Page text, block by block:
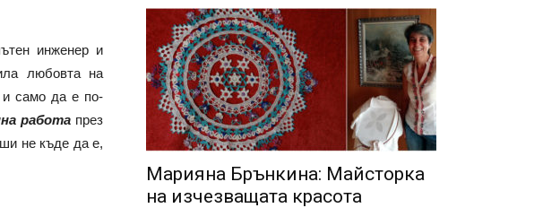
инженер и
любовта на
само да е по-
работа през
не къде да е,
Марияна Брънкина: Майсторка
на изчезващата красота